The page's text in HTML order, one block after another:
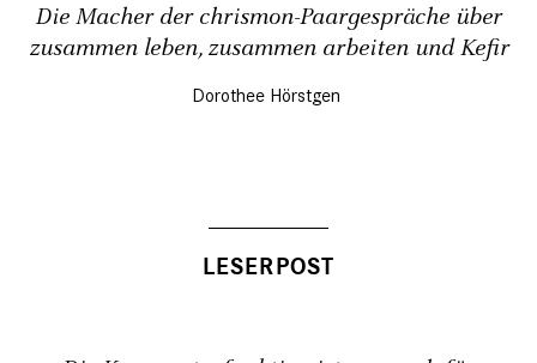
Die Macher der chrismon-Paargespräche über
zusammen leben, zusammen arbeiten und Kefir
Dorothee Hörstgen